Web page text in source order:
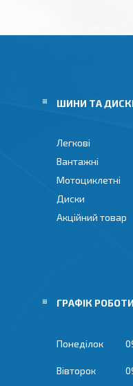
ШИНИ ТА
Легкові
Вантажні
Мотоциклетні
Диски
Акційний товар
ГРАФІК РОБОТИ
Понеділок
Вівторок